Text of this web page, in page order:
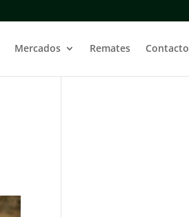
Mercados Remates Contacto